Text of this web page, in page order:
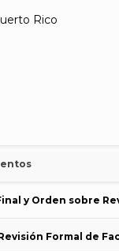
Rico
y Orden sobre
Formal de